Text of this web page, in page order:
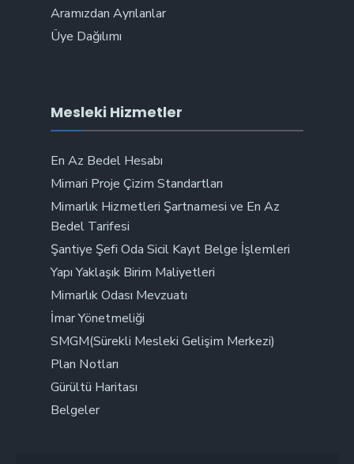
Aramızdan Ayrılanlar
Üye Dağılımı
Mesleki Hizmetler
En Az Bedel Hesabı
Mimari Proje Çizim Standartları
Mimarlık Hizmetleri Şartnamesi ve En Az
Bedel Tarifesi
Şantiye Şefi Oda Sicil Kayıt Belge İşlemleri
Yapı Yaklaşık Birim Maliyetleri
Mimarlık Odası Mevzuatı
İmar Yönetmeliği
SMGM(Sürekli Mesleki Gelişim Merkezi)
Plan Notları
Gürültü Haritası
Belgeler